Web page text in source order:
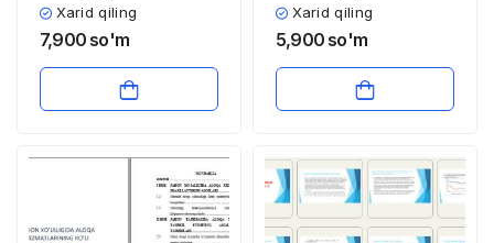
tarbiyasi va rivojlanishi
to’g’risidagi fan. Ilmiy-
tadqiqotlar
metodologiyasi va
Xarid qiling
7,900 so'm
Xarid qiling
5,900 so'm